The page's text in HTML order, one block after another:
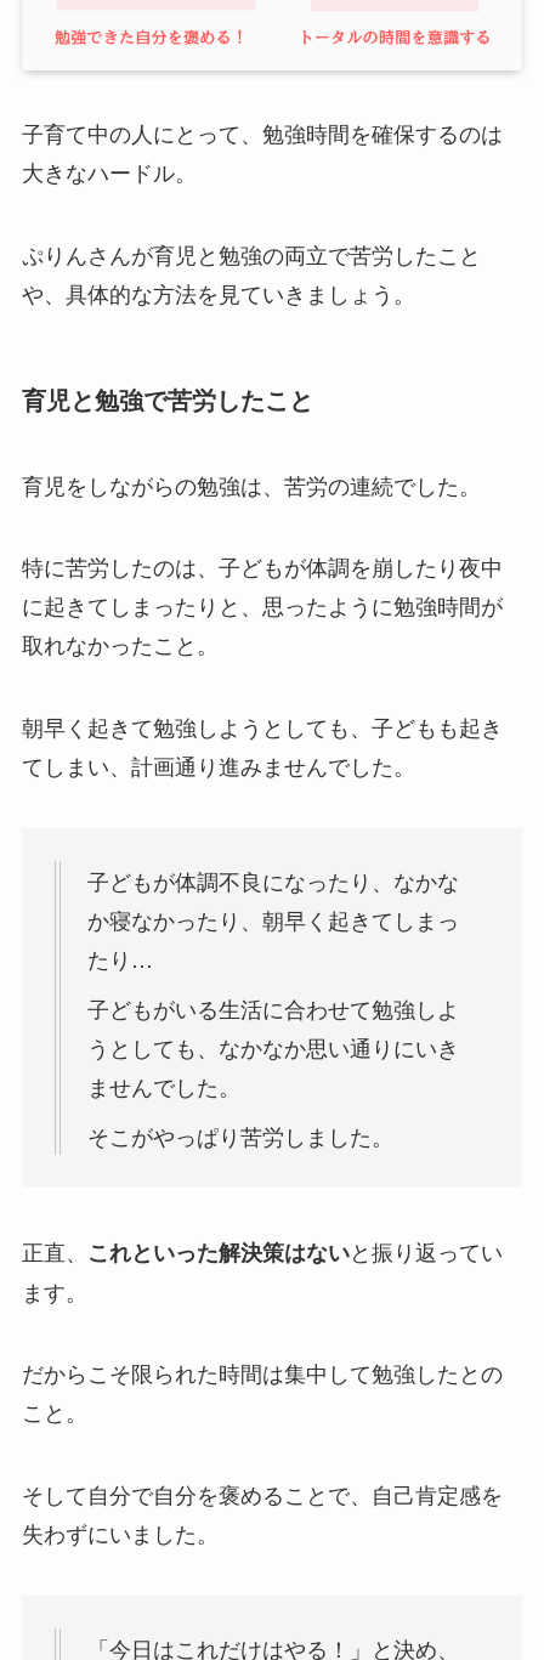
子育て中の人にとって、勉強時間を確保するのは
大きなハードル。
ぷりんさんが育児と勉強の両立で苦労したこと
や、具体的な方法を見ていきましょう。
育児と勉強で苦労したこと
育児をしながらの勉強は、苦労の連続でした。
特に苦労したのは、子どもが体調を崩したり夜中
に起きてしまったりと、思ったように勉強時間が
取れなかったこと。
朝早く起きて勉強しようとしても、子どもも起き
てしまい、計画通り進みませんでした。
子どもが体調不良になったり、なかな
か寝なかったり、朝早く起きてしまっ
たり…
子どもがいる生活に合わせて勉強しよ
うとしても、なかなか思い通りにいき
ませんでした。
そこがやっぱり苦労しました。
正直、 これといった解決策はないと振り返ってい
ます。
だからこそ限られた時間は集中して勉強したとの
こと。
そして自分で自分を褒めることで、自己肯定感を
失わずにいました。
「今日はこれだけはやる！」と決め、